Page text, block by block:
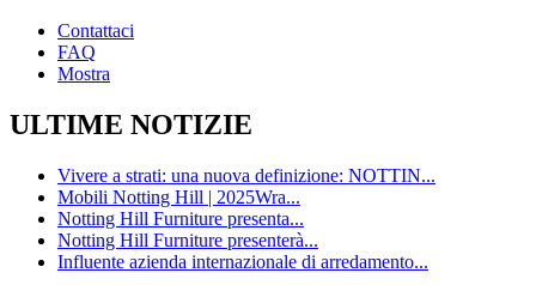
Contattaci
FAQ
Mostra
ULTIME NOTIZIE
Vivere a strati: una nuova definizione: NOTTIN...
Mobili Notting Hill | 2025Wra...
Notting Hill Furniture presenta...
Notting Hill Furniture presenterà...
Influente azienda internazionale di arredamento...